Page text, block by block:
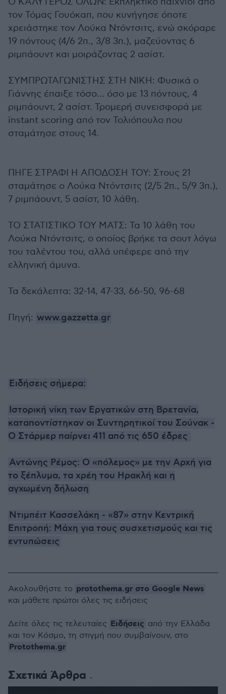
τον Τόμας Γουόκαπ, που κυνήγησε όποτε
χρειάστηκε τον Λούκα Ντόντσιτς, ενώ σκόραρε
19 πόντους (4/6 2π., 3/8 3π.), μαζεύοντας 6
ριμπάουντ και μοιράζοντας 2 ασίστ.
ΣΥΜΠΡΩΤΑΓΩΝΙΣΤΗΣ ΣΤΗ ΝΙΚΗ: Φυσικά ο
Γιάννης έπαιξε τόσο... όσο με 13 πόντους, 4
ριμπάουντ, 2 ασίστ. Τρομερή συνεισφορά με
instant scoring από τον Τολιόπουλο που
σταμάτησε στους 14.
ΠΗΓΕ ΣΤΡΑΦΙ Η ΑΠΟΔΟΣΗ ΤΟΥ: Στους 21
σταμάτησε ο Λούκα Ντόντσιτς (2/5 2π., 5/9 3π.),
7 ριμπάουντ, 5 ασίστ, 10 λάθη.
ΤΟ ΣΤΑΤΙΣΤΙΚΟ ΤΟΥ ΜΑΤΣ: Τα 10 λάθη του
Λούκα Ντόντσιτς, ο οποίος βρήκε τα σουτ λόγω
του ταλέντου του, αλλά υπέφερε από την
ελληνική άμυνα.
Τα δεκάλεπτα: 32-14, 47-33, 66-50, 96-68
Πηγή: www.gazzetta.gr
Ειδήσεις σήμερα:
Ιστορική νίκη των Εργατικών στη Βρετανία,
καταποντίστηκαν οι Συντηρητικοί του Σούνακ -
Ο Στάρμερ παίρνει 411 από τις 650 έδρες
Αντώνης Ρέμος: Ο «πόλεμος» με την Αρχή για
το ξέπλυμα, τα χρέη του Ηρακλή και η
αγχωμένη δήλωση
Ντιμπέιτ Κασσελάκη - «87» στην Κεντρική
Επιτροπή: Μάχη για τους συσχετισμούς και τις
εντυπώσεις
Σχετικά Άρθρα
Ακολουθήστε το protothema.gr στο Google News
και μάθετε πρώτοι όλες τις ειδήσεις
Δείτε όλες τις τελευταίες Ειδήσεις από την Ελλάδα
και τον Κόσμο, τη στιγμή που συμβαίνουν, στο
Protothema.gr